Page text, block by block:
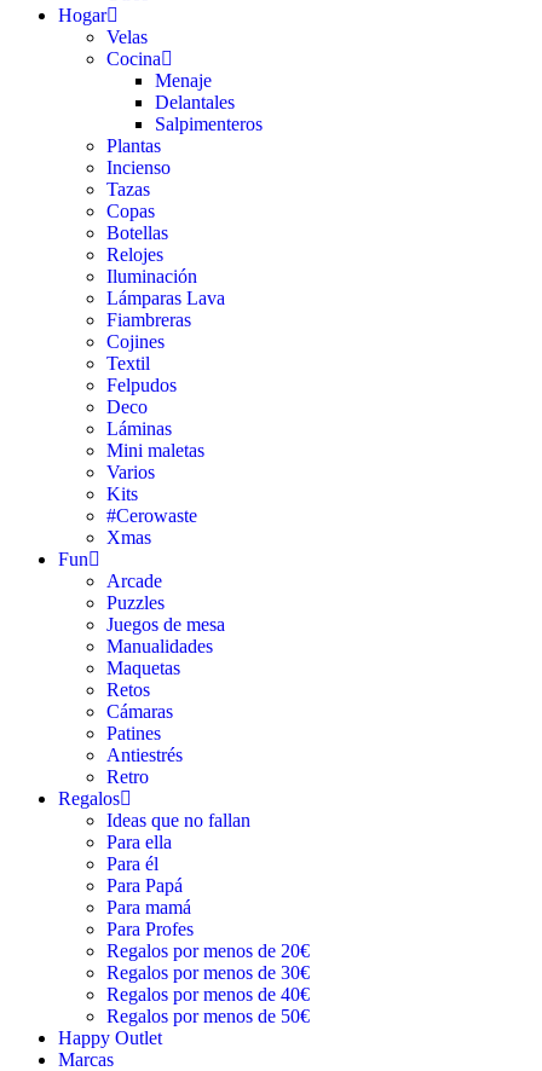
Hogar
Velas
Cocina
Menaje
Delantales
Salpimenteros
Plantas
Incienso
Tazas
Copas
Botellas
Relojes
Iluminación
Lámparas Lava
Fiambreras
Cojines
Textil
Felpudos
Deco
Láminas
Mini maletas
Varios
Kits
#Cerowaste
Xmas
Fun
Arcade
Puzzles
Juegos de mesa
Manualidades
Maquetas
Retos
Cámaras
Patines
Antiestrés
Retro
Regalos
Ideas que no fallan
Para ella
Para él
Para Papá
Para mamá
Para Profes
Regalos por menos de 20€
Regalos por menos de 30€
Regalos por menos de 40€
Regalos por menos de 50€
Happy Outlet
Marcas